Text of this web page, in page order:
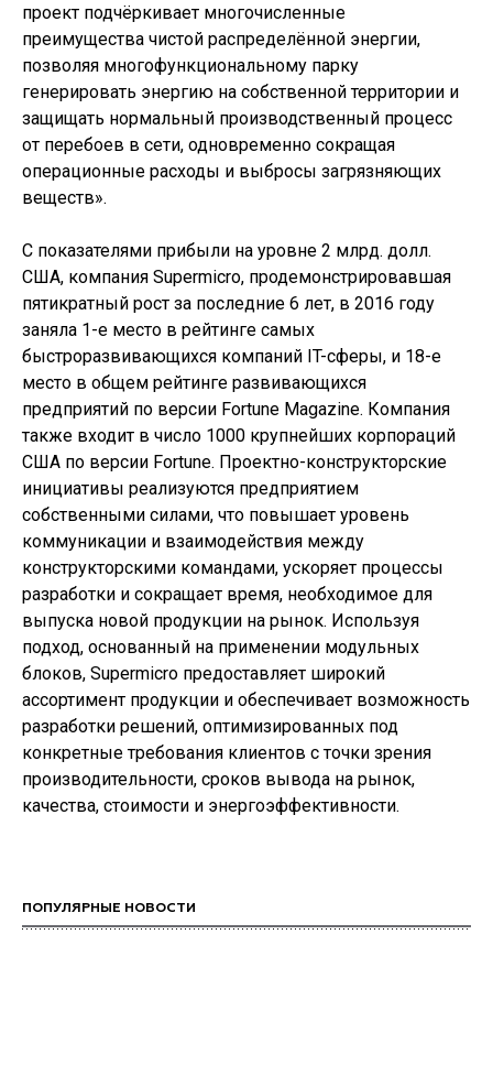
проект подчёркивает многочисленные
преимущества чистой распределённой энергии,
позволяя многофункциональному парку
генерировать энергию на собственной территории и
защищать нормальный производственный процесс
от перебоев в сети, одновременно сокращая
операционные расходы и выбросы загрязняющих
веществ».
С показателями прибыли на уровне 2 млрд. долл.
США, компания Supermicro, продемонстрировавшая
пятикратный рост за последние 6 лет, в 2016 году
заняла 1-е место в рейтинге самых
быстроразвивающихся компаний IT-сферы, и 18-е
место в общем рейтинге развивающихся
предприятий по версии Fortune Magazine. Компания
также входит в число 1000 крупнейших корпораций
США по версии Fortune. Проектно-конструкторские
инициативы реализуются предприятием
собственными силами, что повышает уровень
коммуникации и взаимодействия между
конструкторскими командами, ускоряет процессы
разработки и сокращает время, необходимое для
выпуска новой продукции на рынок. Используя
подход, основанный на применении модульных
блоков, Supermicro предоставляет широкий
ассортимент продукции и обеспечивает возможность
разработки решений, оптимизированных под
конкретные требования клиентов с точки зрения
производительности, сроков вывода на рынок,
качества, стоимости и энергоэффективности.
ПОПУЛЯРНЫЕ НОВОСТИ